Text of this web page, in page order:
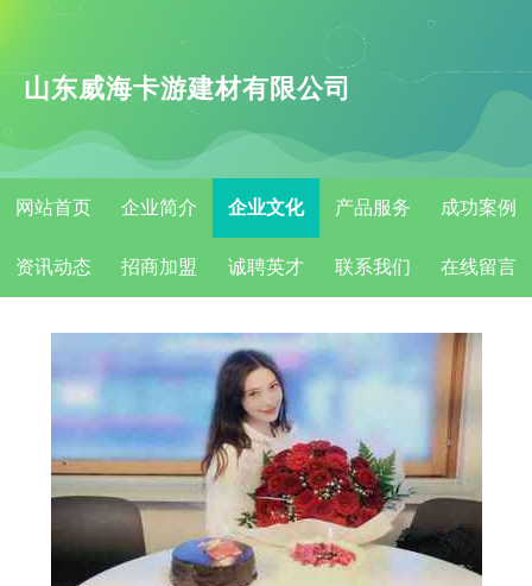
山东威海卡游建材有限公司
网站首页 企业简介 企业文化 产品服务 成功案例
资讯动态 招商加盟 诚聘英才 联系我们 在线留言